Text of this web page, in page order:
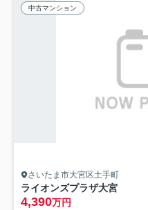
中古マンション
さいたま市大宮区土手町
ライオンズプラザ大宮
4,390万円